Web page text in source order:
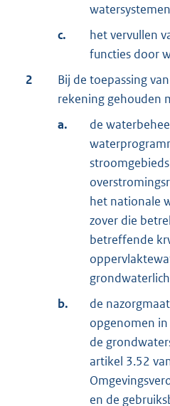
c.
het vervullen
functies door
2
Bij de toepassing
rekening gehouden
a.
de
het nationale
zover die
betreffende
b.
de
opgenomen
de
artikel 3.52
en de